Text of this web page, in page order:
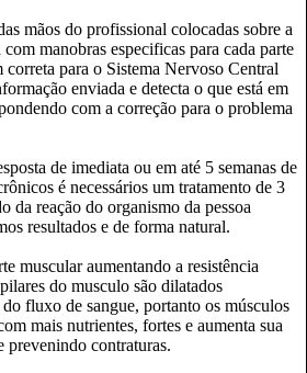
mãos do profissional colocadas sobre a
com manobras especificas para cada parte
correta para o Sistema Nervoso Central
enviada e detecta o que está em
com a correção para o problema
de imediata ou em até 5 semanas de
é necessários um tratamento de 3
da reação do organismo da pessoa
resultados e de forma natural.
muscular aumentando a resistência
do musculo são dilatados
fluxo de sangue, portanto os músculos
mais nutrientes, fortes e aumenta sua
prevenindo contraturas.